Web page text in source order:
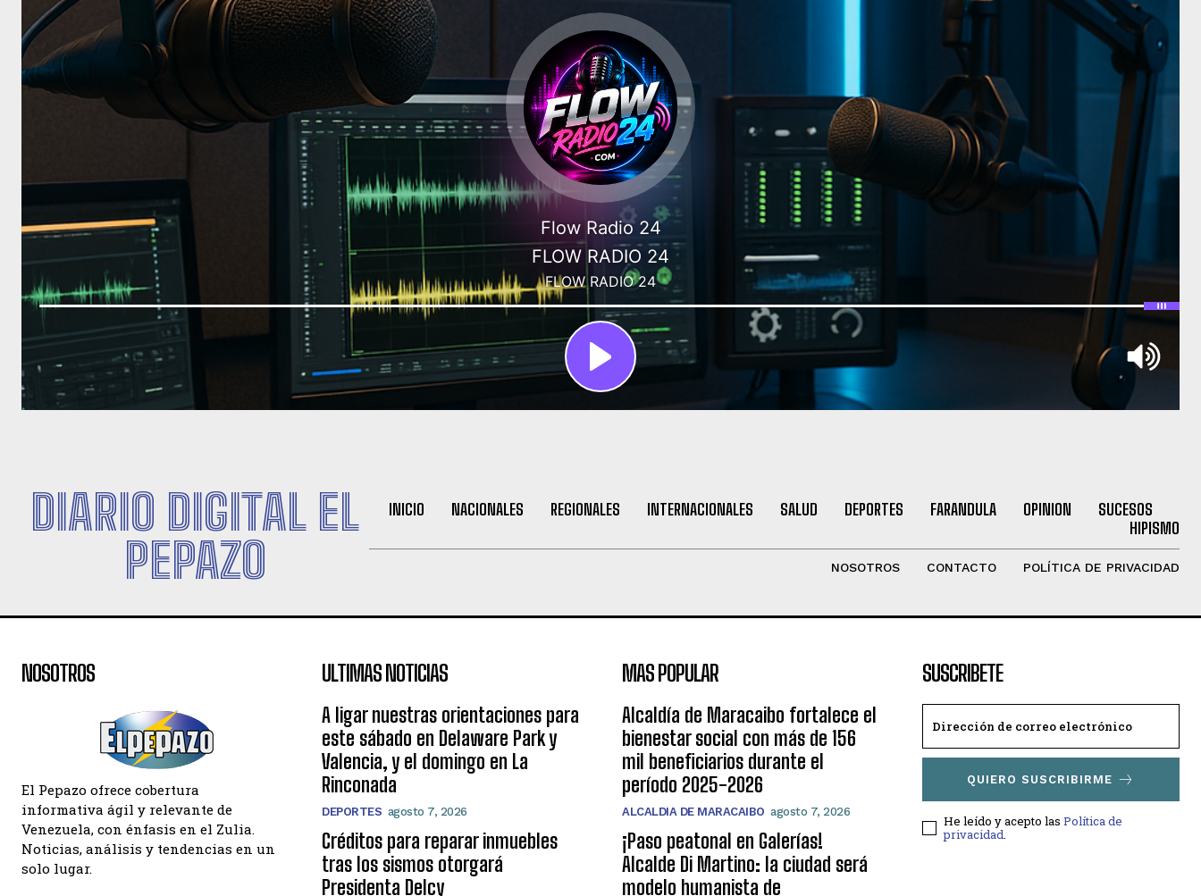
DIARIO DIGITAL EL
PEPAZO
INICIO NACIONALES REGIONALES INTERNACIONALES SALUD DEPORTES FARANDULA OPINION
SUCESOS
HIPISMO
NOSOTROS CONTACTO POLÍTICA DE PRIVACIDAD
NOSOTROS
El Pepazo ofrece cobertura
informativa ágil y relevante de
Venezuela, con énfasis en el Zulia.
Noticias, análisis y tendencias en un
solo lugar.
ULTIMAS NOTICIAS
A ligar nuestras orientaciones para
este sábado en Delaware Park y
Valencia, y el domingo en La
Rinconada
DEPORTES agosto 7, 2026
Créditos para reparar inmuebles
tras los sismos otorgará
Presidenta Delcy
MAS POPULAR
Alcaldía de Maracaibo fortalece el
bienestar social con más de 156
mil beneficiarios durante el
período 2025-2026
ALCALDIA DE MARACAIBO agosto 7, 2026
¡Paso peatonal en Galerías!
Alcalde Di Martino: la ciudad será
modelo humanista de
SUSCRIBETE
QUIERO SUSCRIBIRME
He leído y acepto las Política de
privacidad.